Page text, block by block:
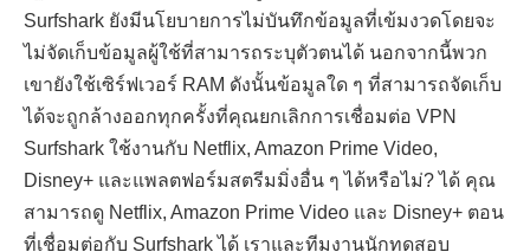
Surfshark ยังมีนโยบายการไม่บันทึกข้อมูลที่เข้มงวดโดยจะ
ไม่จัดเก็บข้อมูลผู้ใช้ที่สามารถระบุตัวตนได้ นอกจากนี้พวก
เขายังใช้เซิร์ฟเวอร์ RAM ดังนั้นข้อมูลใด ๆ ที่สามารถจัดเก็บ
ได้จะถูกล้างออกทุกครั้งที่คุณยกเลิกการเชื่อมต่อ VPN
Surfshark ใช้งานกับ Netflix, Amazon Prime Video,
Disney+ และแพลตฟอร์มสตรีมมิ่งอื่น ๆ ได้หรือไม่? ได้ คุณ
สามารถดู Netflix, Amazon Prime Video และ Disney+ ตอน
ที่เชื่อมต่อกับ Surfshark ได้ เราและทีมงานนักทดสอบ